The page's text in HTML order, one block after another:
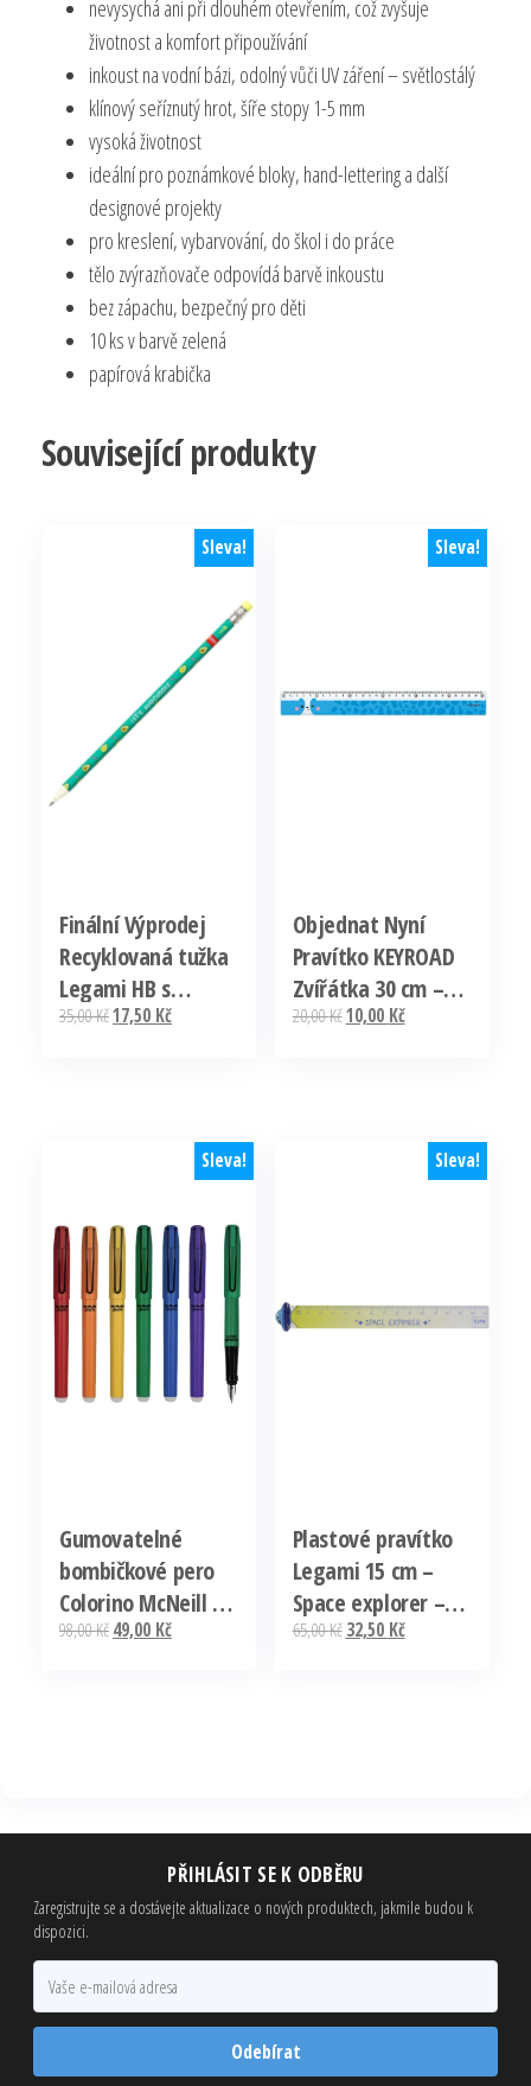
nevysychá ani při dlouhém otevřením, což zvyšuje
životnost a komfort připoužívání
inkoust na vodní bázi, odolný vůči UV záření – světlostálý
klínový seříznutý hrot, šíře stopy 1-5 mm
vysoká životnost
ideální pro poznámkové bloky, hand-lettering a další
designové projekty
pro kreslení, vybarvování, do škol i do práce
tělo zvýrazňovače odpovídá barvě inkoustu
bez zápachu, bezpečný pro děti
10 ks v barvě zelená
papírová krabička
Související produkty
Sleva!
Finální Výprodej
Recyklovaná tužka
Legami HB s
gumou – Avocado
35,00KčPůvodní
17,50 KčAktuální
Sleva!
Objednat Nyní
Pravítko KEYROAD
Zvířátka 30 cm –
mix barev
20,00KčPůvodní
10,00 KčAktuální
Sleva!
Gumovatelné
bombičkové pero
Colorino McNeill –
Color, mix barev
98,00KčPůvodní
49,00 KčAktuální
Sleva!
Plastové pravítko
Legami 15 cm –
Space explorer –
zelenomodré Must-
65,00Kč Původní
32,50 KčAktuální
PŘIHLÁSIT SE K ODBĚRU
Zaregistrujte se a dostávejte aktualizace o nových produktech, jakmile budou k
dispozici.
Odebírat